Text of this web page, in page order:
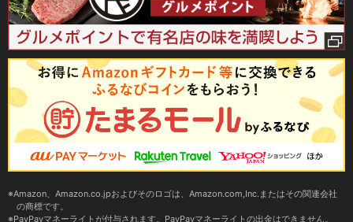
Amazon、Amazon.co.jpおよびそのロゴは、Amazon.com,Inc.またはその関連会社
の商標です。
PayPayマネーライトが付与されます。PayPayマネーライトの出金はできません。